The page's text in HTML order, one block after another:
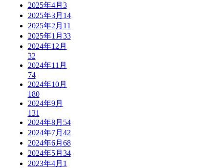
2025年4月 3
2025年3月 14
2025年2月 11
2025年1月 33
2024年12月
32
2024年11月
74
2024年10月
180
2024年9月
131
2024年8月 54
2024年7月 42
2024年6月 68
2024年5月 34
2023年4月 1